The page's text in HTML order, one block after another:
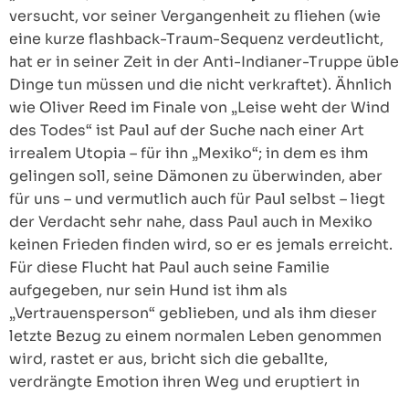
versucht, vor seiner Vergangenheit zu fliehen (wie
eine kurze flashback-Traum-Sequenz verdeutlicht,
hat er in seiner Zeit in der Anti-Indianer-Truppe üble
Dinge tun müssen und die nicht verkraftet). Ähnlich
wie Oliver Reed im Finale von „Leise weht der Wind
des Todes“ ist Paul auf der Suche nach einer Art
irrealem Utopia – für ihn „Mexiko“; in dem es ihm
gelingen soll, seine Dämonen zu überwinden, aber
für uns – und vermutlich auch für Paul selbst – liegt
der Verdacht sehr nahe, dass Paul auch in Mexiko
keinen Frieden finden wird, so er es jemals erreicht.
Für diese Flucht hat Paul auch seine Familie
aufgegeben, nur sein Hund ist ihm als
„Vertrauensperson“ geblieben, und als ihm dieser
letzte Bezug zu einem normalen Leben genommen
wird, rastet er aus, bricht sich die geballte,
verdrängte Emotion ihren Weg und eruptiert in